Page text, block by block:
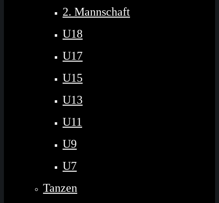
2. Mannschaft
U18
U17
U15
U13
U11
U9
U7
Tanzen